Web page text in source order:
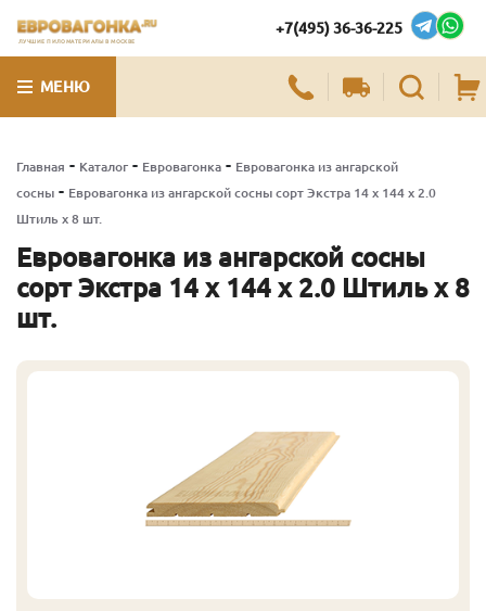
ЛУЧШИЕ ПИЛОМАТЕРИАЛЫ В МОСКВЕ
+7(495) 36-36-225
МЕНЮ
Главная - Каталог - Евровагонка - Евровагонка из ангарской
сосны - Евровагонка из ангарской сосны сорт Экстра 14 x 144 x 2.0
Штиль x 8 шт.
Евровагонка из ангарской сосны
сорт Экстра 14 x 144 x 2.0 Штиль x 8
шт.